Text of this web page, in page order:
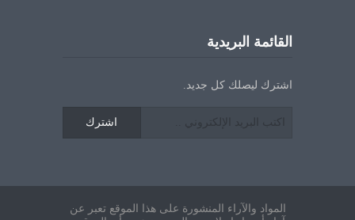
القائمة البريدية
اشترك ليصلك كل جديد.
اشترك
المواد والآراء المنشورة على هذا الموقع تعبر عن